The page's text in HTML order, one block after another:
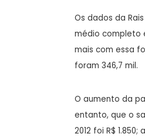
Os dados da
médio completo
mais com essa
foram 346,7 mil.
O aumento da
entanto, que o
2012 foi R$ 1.850;